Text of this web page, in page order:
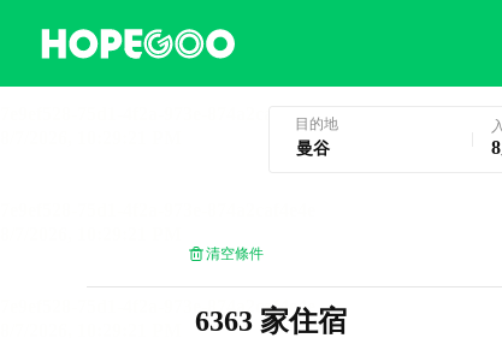
目的地
清空條件
6363 家住宿